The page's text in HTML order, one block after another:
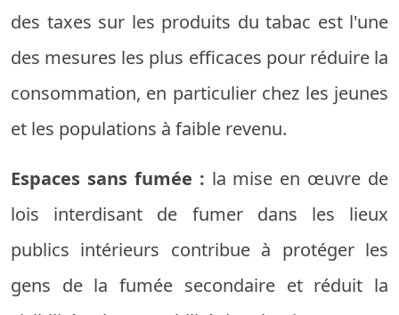
des taxes sur les produits du tabac est l'une
des mesures les plus efficaces pour réduire la
consommation, en particulier chez les jeunes
et les populations à faible revenu.
Espaces sans fumée : la mise en œuvre de
lois interdisant de fumer dans les lieux
publics intérieurs contribue à protéger les
gens de la fumée secondaire et réduit la